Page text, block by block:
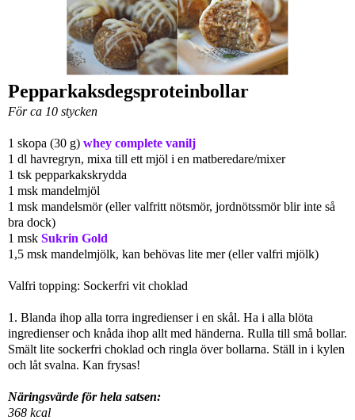
Pepparkaksdegsproteinbollar
För ca 10 stycken
1 skopa (30 g) whey complete vanilj
1 dl havregryn, mixa till ett mjöl i en matberedare/mixer
1 tsk pepparkakskrydda
1 msk mandelmjöl
1 msk mandelsmör (eller valfritt nötsmör, jordnötssmör blir inte så
bra dock)
1 msk Sukrin Gold
1,5 msk mandelmjölk, kan behövas lite mer (eller valfri mjölk)
Valfri topping: Sockerfri vit choklad
1. Blanda ihop alla torra ingredienser i en skål. Ha i alla blöta
ingredienser och knåda ihop allt med händerna. Rulla till små bollar.
Smält lite sockerfri choklad och ringla över bollarna. Ställ in i kylen
och låt svalna. Kan frysas!
Näringsvärde för hela satsen:
368 kcal